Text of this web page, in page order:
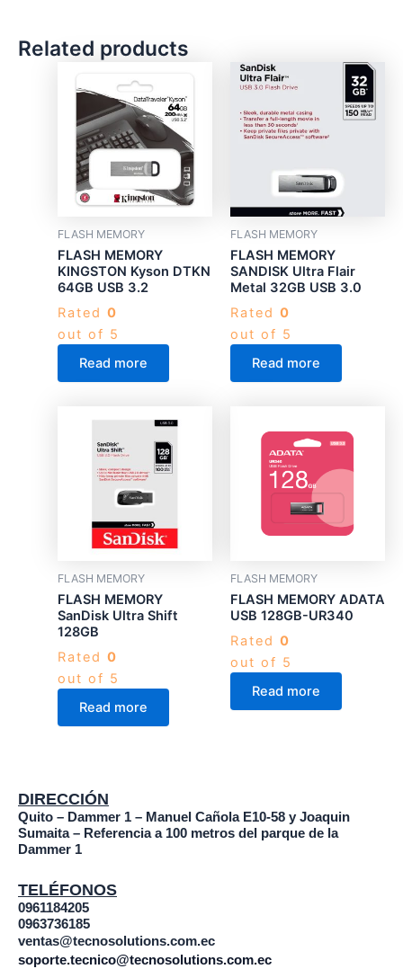
Related products
FLASH MEMORY
FLASH MEMORY
KINGSTON Kyson DTKN
64GB USB 3.2
Rated 0
out of 5
Read more
FLASH MEMORY
FLASH MEMORY
SANDISK Ultra Flair
Metal 32GB USB 3.0
Rated 0
out of 5
Read more
FLASH MEMORY
FLASH MEMORY
SanDisk Ultra Shift
128GB
Rated 0
out of 5
Read more
FLASH MEMORY
FLASH MEMORY ADATA
USB 128GB-UR340
Rated 0
out of 5
Read more
DIRECCIÓN
Quito – Dammer 1 – Manuel Cañola E10-58 y Joaquin
Sumaita – Referencia a 100 metros del parque de la
Dammer 1
TELÉFONOS
0961184205
0963736185
ventas@tecnosolutions.com.ec
soporte.tecnico@tecnosolutions.com.ec